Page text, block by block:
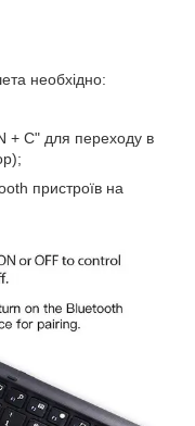
необхідно:
+ C" для переходу в
пристроїв на